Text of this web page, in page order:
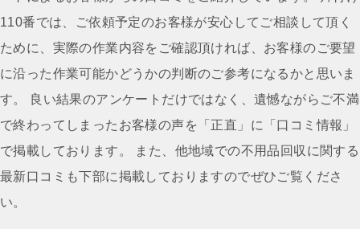
ー
シ
ョ
ン
110番では、ご依頼予定のお客様が安心してご相談して頂く
ために、実際の作業内容をご確認頂ければ、お客様のご要望
に沿った作業可能かどうかの判断のご参考になるかと思いま
す。 良い結果のアンケートだけではなく、遺憾ながらご不満
で終わってしまったお客様の声を「正直」に「口コミ情報」
で掲載しております。 また、他地域での不用品回収に関する
最新口コミも下部に掲載しておりますのでぜひご覧くださ
い。